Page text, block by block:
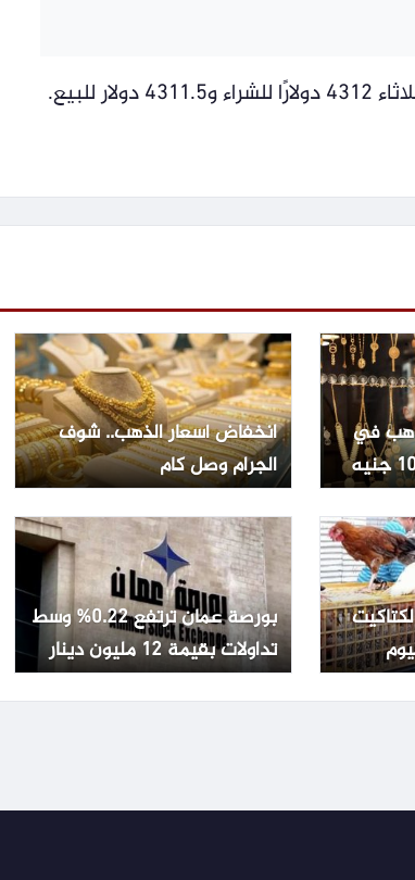
في
انخفاض أسعار الذهب.. شوف
الجرام وصل كام
بورصة عمان ترتفع 0.22% وسط
تداولات بقيمة 12 مليون دينار